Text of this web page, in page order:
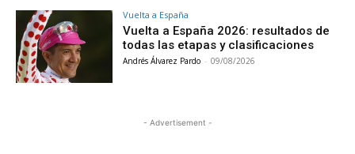
Vuelta a España
Vuelta a España 2026: resultados de
todas las etapas y clasificaciones
Andrés Álvarez Pardo - 09/08/2026
- Advertisement -